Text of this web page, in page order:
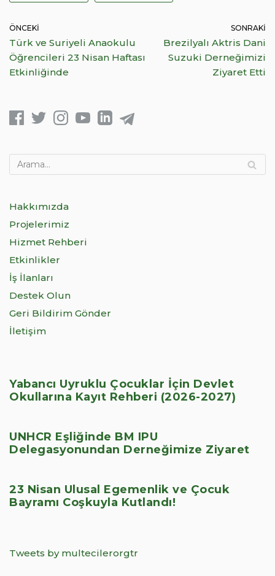
ÖNCEKI
Türk ve Suriyeli Anaokulu
Öğrencileri 23 Nisan Haftası
Etkinliğinde
SONRAKI
Brezilyalı Aktris Dani
Suzuki Derneğimizi
Ziyaret Etti
Hakkımızda
Projelerimiz
Hizmet Rehberi
Etkinlikler
İş İlanları
Destek Olun
Geri Bildirim Gönder
İletişim
Yabancı Uyruklu Çocuklar İçin Devlet
Okullarına Kayıt Rehberi (2026-2027)
UNHCR Eşliğinde BM IPU
Delegasyonundan Derneğimize Ziyaret
23 Nisan Ulusal Egemenlik ve Çocuk
Bayramı Coşkuyla Kutlandı!
Tweets by multecilerorgtr